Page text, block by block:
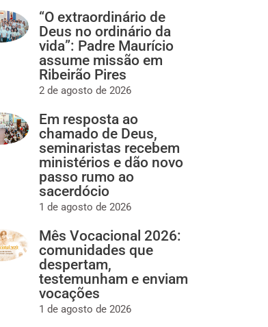
“O extraordinário de
Deus no ordinário da
vida”: Padre Maurício
assume missão em
Ribeirão Pires
2 de agosto de 2026
Em resposta ao
chamado de Deus,
seminaristas recebem
ministérios e dão novo
passo rumo ao
sacerdócio
1 de agosto de 2026
Mês Vocacional 2026:
comunidades que
despertam,
testemunham e enviam
vocações
1 de agosto de 2026